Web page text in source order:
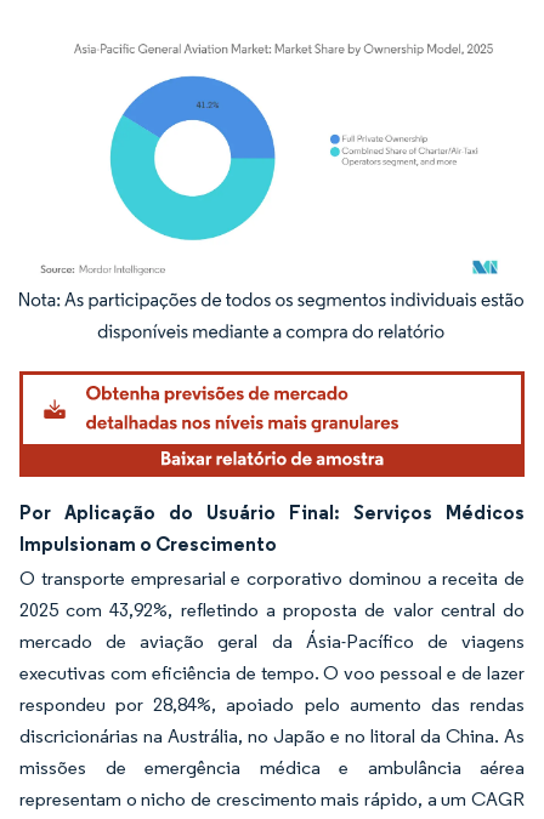
Imagem © Mordor Intelligence. O reuso requer atribuição conforme CC BY 4.0.
Por Aplicação do Usuário Final: Serviços Médicos
Impulsionam o Crescimento
O transporte empresarial e corporativo dominou a receita de
2025 com 43,92%, refletindo a proposta de valor central do
mercado de aviação geral da Ásia-Pacífico de viagens
executivas com eficiência de tempo. O voo pessoal e de lazer
respondeu por 28,84%, apoiado pelo aumento das rendas
discricionárias na Austrália, no Japão e no litoral da China. As
missões de emergência médica e ambulância aérea
representam o nicho de crescimento mais rápido, a um CAGR